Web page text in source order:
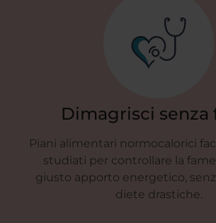
Dimagrisci senza
Piani alimentari normocalorici
studiati per controllare la
giusto apporto energetico,
diete drastiche.